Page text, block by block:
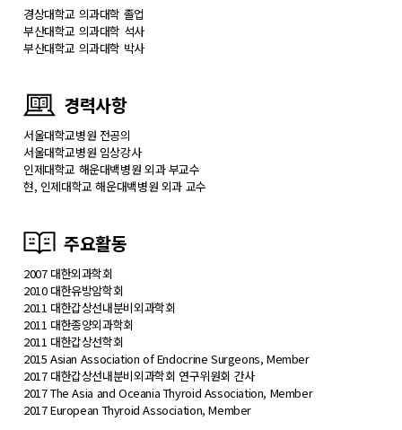
경상대학교 의과대학 졸업
부산대학교 의과대학 석사
부산대학교 의과대학 박사
경력사항
서울대학교병원 전공의
서울대학교병원 임상강사
인제대학교 해운대백병원 외과 부교수
현, 인제대학교 해운대백병원 외과 교수
주요활동
2007 대한외과학회
2010 대한유방암학회
2011 대한갑상선내분비외과학회
2011 대한종양외과학회
2011 대한갑상선학회
2015 Asian Association of Endocrine Surgeons, Member
2017 대한갑상선내분비외과학회 연구위원회 간사
2017 The Asia and Oceania Thyroid Association, Member
2017 European Thyroid Association, Member